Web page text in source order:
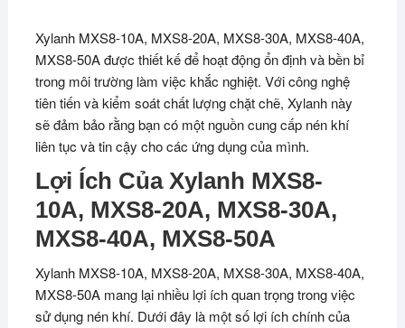
Xylanh MXS8-10A, MXS8-20A, MXS8-30A, MXS8-40A,
MXS8-50A được thiết kế để hoạt động ổn định và bền bỉ
trong môi trường làm việc khắc nghiệt. Với công nghệ
tiên tiến và kiểm soát chất lượng chặt chẽ, Xylanh này
sẽ đảm bảo rằng bạn có một nguồn cung cấp nén khí
liên tục và tin cậy cho các ứng dụng của mình.
Lợi Ích Của Xylanh MXS8-
10A, MXS8-20A, MXS8-30A,
MXS8-40A, MXS8-50A
Xylanh MXS8-10A, MXS8-20A, MXS8-30A, MXS8-40A,
MXS8-50A mang lại nhiều lợi ích quan trọng trong việc
sử dụng nén khí. Dưới đây là một số lợi ích chính của